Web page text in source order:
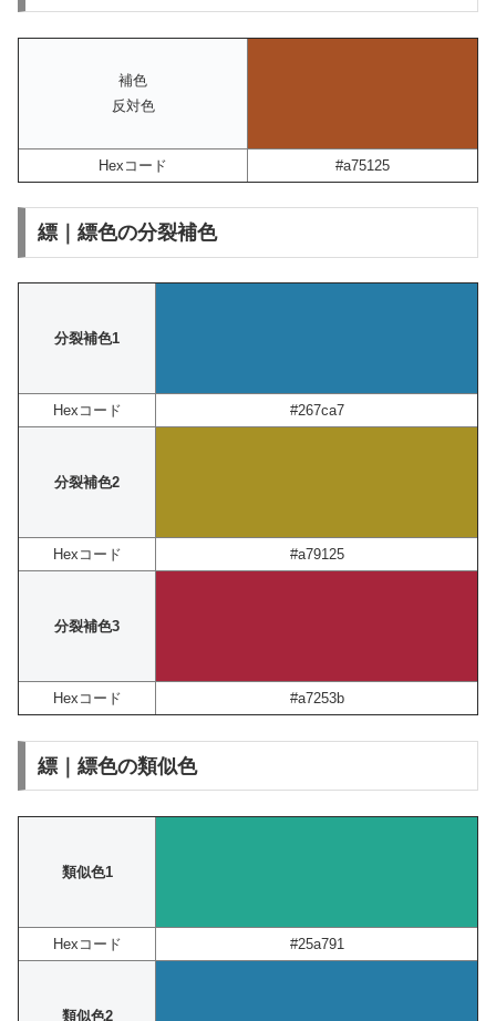
補色
反対色
Hexコード #a75125
縹｜縹色の分裂補色
分裂補色1
Hexコード #267ca7
分裂補色2
Hexコード #a79125
分裂補色3
Hexコード #a7253b
縹｜縹色の類似色
類似色1
Hexコード #25a791
類似色2